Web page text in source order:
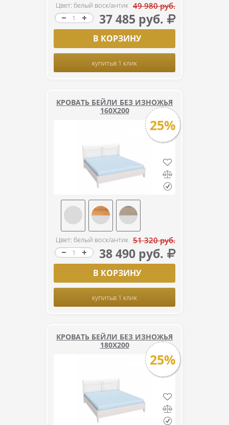
Цвет: белый воск/антик 49 980 руб.
37 485 руб.
В КОРЗИНУ
купитьв 1 клик
КРОВАТЬ БЕЙЛИ БЕЗ ИЗНОЖЬЯ
160Х200
25%
Цвет: белый воск/антик 51 320 руб.
38 490 руб.
В КОРЗИНУ
купитьв 1 клик
КРОВАТЬ БЕЙЛИ БЕЗ ИЗНОЖЬЯ
180Х200
25%